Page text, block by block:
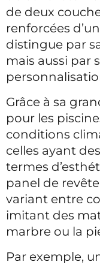
de deux
renforcées
distingue par
mais aussi par
Grâce à sa
pour les
conditions
celles ayant
termes
panel de
variant entre
imitant des
marbre ou la
Par exemple,